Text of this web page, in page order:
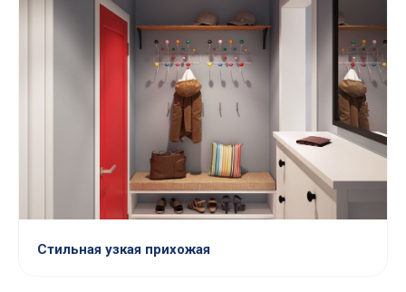
Стильная узкая прихожая